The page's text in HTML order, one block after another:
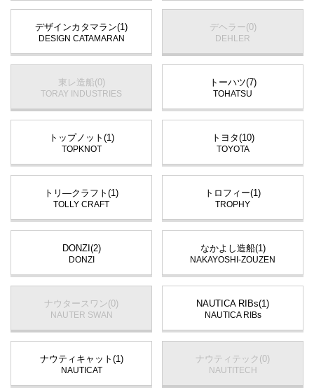
デザインカタマラン(1)
DESIGN CATAMARAN
デヘラー(0)
DEHLER
東レ造船(0)
TORAY INDUSTRIES
トーハツ(7)
TOHATSU
トップノット(1)
TOPKNOT
トヨタ(10)
TOYOTA
トリ―クラフト(1)
TOLLY CRAFT
トロフィー(1)
TROPHY
DONZI(2)
DONZI
なかよし造船(1)
NAKAYOSHI-ZOUZEN
ナウタースワン(0)
NAUTER SWAN
NAUTICA RIBs(1)
NAUTICA RIBs
ナウティキャット(1)
NAUTICAT
ナウティテック(0)
NAUTITECH